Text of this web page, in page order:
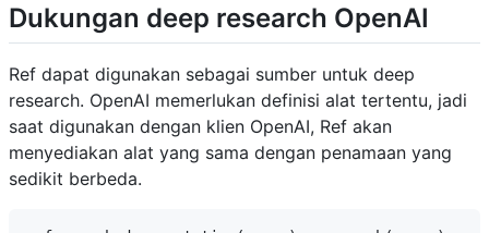
Dukungan deep research OpenAI
Ref dapat digunakan sebagai sumber untuk deep
research. OpenAI memerlukan definisi alat tertentu, jadi
saat digunakan dengan klien OpenAI, Ref akan
menyediakan alat yang sama dengan penamaan yang
sedikit berbeda.